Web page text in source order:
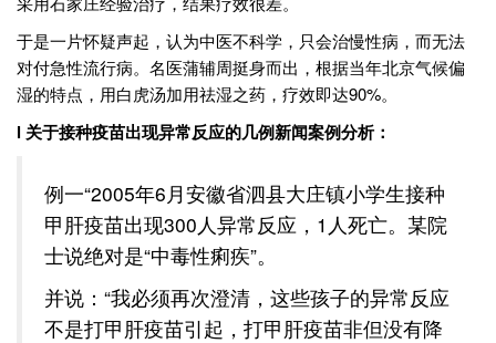
于是一片怀疑声起，认为中医不科学，只会治慢性病，而无法
对付急性流行病。名医蒲辅周挺身而出，根据当年北京气候偏
湿的特点，用白虎汤加用祛湿之药，疗效即达90%。
l 关于接种疫苗出现异常反应的几例新闻案例分析：
例一“2005年6月安徽省泗县大庄镇小学生接种
甲肝疫苗出现300人异常反应，1人死亡。某院
士说绝对是“中毒性痢疾”。
并说：“我必须再次澄清，这些孩子的异常反应
不是打甲肝疫苗引起，打甲肝疫苗非但没有降